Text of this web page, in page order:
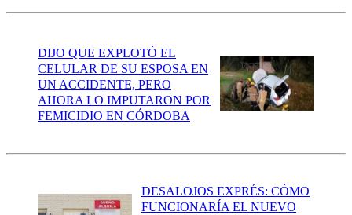
DIJO QUE EXPLOTÓ EL
CELULAR DE SU ESPOSA EN
UN ACCIDENTE, PERO
AHORA LO IMPUTARON POR
FEMICIDIO EN CÓRDOBA
DESALOJOS EXPRÉS: CÓMO
FUNCIONARÍA EL NUEVO